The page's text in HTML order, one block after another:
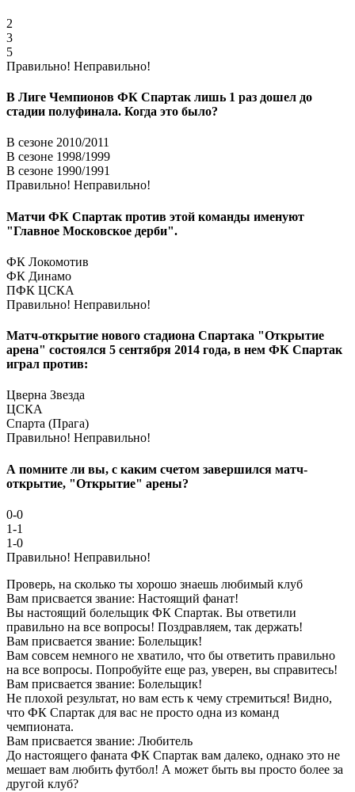
2
3
5
Правильно! Неправильно!
В Лиге Чемпионов ФК Спартак лишь 1 раз дошел до
стадии полуфинала. Когда это было?
В сезоне 2010/2011
В сезоне 1998/1999
В сезоне 1990/1991
Правильно! Неправильно!
Матчи ФК Спартак против этой команды именуют
"Главное Московское дерби".
ФК Локомотив
ФК Динамо
ПФК ЦСКА
Правильно! Неправильно!
Матч-открытие нового стадиона Спартака "Открытие
арена" состоялся 5 сентября 2014 года, в нем ФК Спартак
играл против:
Цверна Звезда
ЦСКА
Спарта (Прага)
Правильно! Неправильно!
А помните ли вы, с каким счетом завершился матч-
открытие, "Открытие" арены?
0-0
1-1
1-0
Правильно! Неправильно!
Проверь, на сколько ты хорошо знаешь любимый клуб
Вам присвается звание: Настоящий фанат!
Вы настоящий болельщик ФК Спартак. Вы ответили
правильно на все вопросы! Поздравляем, так держать!
Вам присвается звание: Болельщик!
Вам совсем немного не хватило, что бы ответить правильно
на все вопросы. Попробуйте еще раз, уверен, вы справитесь!
Вам присвается звание: Болельщик!
Не плохой результат, но вам есть к чему стремиться! Видно,
что ФК Спартак для вас не просто одна из команд
чемпионата.
Вам присвается звание: Любитель
До настоящего фаната ФК Спартак вам далеко, однако это не
мешает вам любить футбол! А может быть вы просто более за
другой клуб?